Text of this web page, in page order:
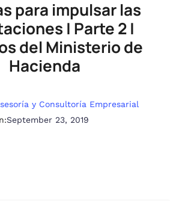
para impulsar las
| Parte 2 |
del Ministerio de
Hacienda
y Consultoría Empresarial
September 23, 2019